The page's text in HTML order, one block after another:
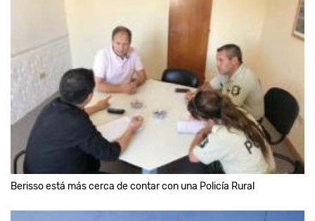
Berisso está más cerca de contar con una Policía Rural